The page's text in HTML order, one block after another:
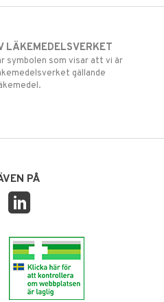
LÄKEMEDELSVERKET
symbolen som visar att vi är
gällande
PÅ